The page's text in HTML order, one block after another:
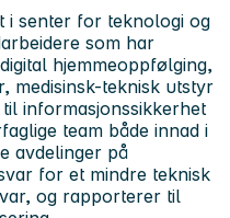
i senter for teknologi og
som har
hjemmeoppfølging,
medisinsk-teknisk utstyr
informasjonssikkerhet
team både innad i
avdelinger på
for et mindre teknisk
og rapporterer til